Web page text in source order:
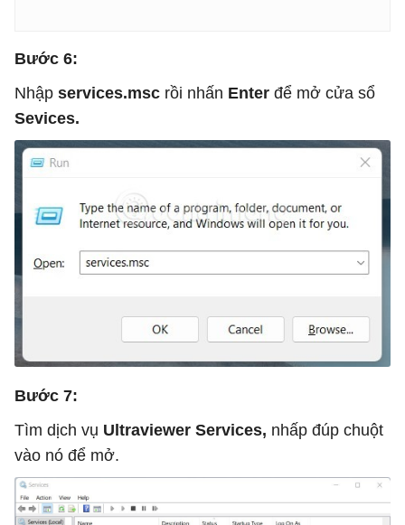
Bước 6:
Nhập services.msc rồi nhấn Enter để mở cửa sổ
Sevices.
Bước 7:
Tìm dịch vụ Ultraviewer Services, nhấp đúp chuột
vào nó để mở.